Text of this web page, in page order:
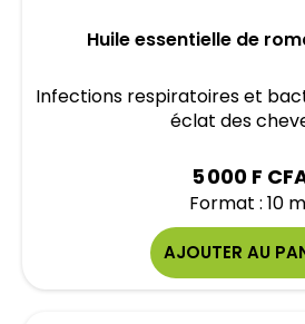
Huile essentielle de
Infections respiratoires et
éclat des
5 000 F
Format : 10
AJOUTER AU